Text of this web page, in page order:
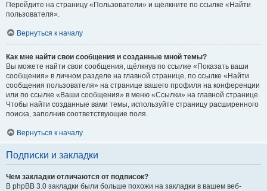
Перейдите на страницу «Пользователи» и щёлкните по ссылке «Найти
пользователя».
Вернуться к началу
Как мне найти свои сообщения и созданные мной темы?
Вы можете найти свои сообщения, щёлкнув по ссылке «Показать ваши
сообщения» в личном разделе на главной странице, по ссылке «Найти
сообщения пользователя» на странице вашего профиля на конференции
или по ссылке «Ваши сообщения» в меню «Ссылки» на главной странице.
Чтобы найти созданные вами темы, используйте страницу расширенного
поиска, заполнив соответствующие поля.
Вернуться к началу
Подписки и закладки
Чем закладки отличаются от подписок?
В phpBB 3.0 закладки были больше похожи на закладки в вашем веб-